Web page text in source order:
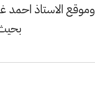
وموقع الاستاذ